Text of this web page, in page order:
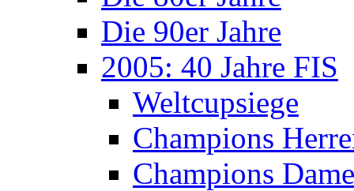
Die 90er Jahre
2005: 40 Jahre FIS
Weltcupsiege
Champions
Champions